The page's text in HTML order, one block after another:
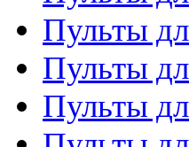
Пульты
Пульты
Пульты